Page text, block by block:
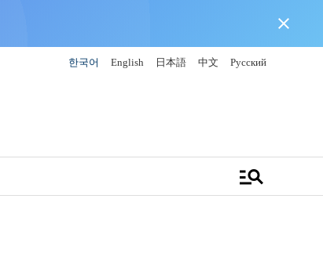
close
한국어 English 日本語 中文 Русский
manage_search